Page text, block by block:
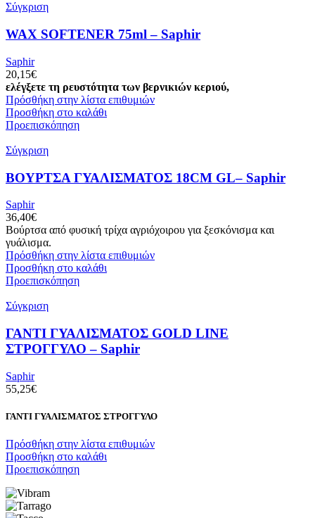
Σύγκριση
WAX SOFTENER 75ml – Saphir
Saphir
20,15€
ελέγξετε τη ρευστότητα των βερνικιών κεριού,
Πρόσθήκη στην λίστα επιθυμιών
Προσθήκη στο καλάθι
Προεπισκόπηση
Σύγκριση
ΒΟΥΡΤΣΑ ΓΥΑΛΙΣΜΑΤΟΣ 18CM GL– Saphir
Saphir
36,40€
Βούρτσα από φυσική τρίχα αγριόχοιρου για ξεσκόνισμα και
γυάλισμα.
Πρόσθήκη στην λίστα επιθυμιών
Προσθήκη στο καλάθι
Προεπισκόπηση
Σύγκριση
ΓΑΝΤΙ ΓΥΑΛΙΣΜΑΤΟΣ GOLD LINE
ΣΤΡΟΓΓΥΛΟ – Saphir
Saphir
55,25€
ΓΑΝΤΙ ΓΥΑΛΙΣΜΑΤΟΣ ΣΤΡΟΓΓΥΛΟ
Πρόσθήκη στην λίστα επιθυμιών
Προσθήκη στο καλάθι
Προεπισκόπηση